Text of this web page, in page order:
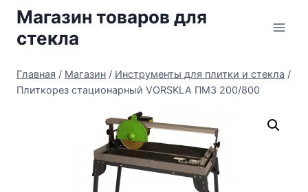
Перейти
содержимому
Магазин товаров для
стекла
Главная / Магазин / Инструменты для плитки и стекла /
Плиткорез стационарный VORSKLA ПМЗ 200/800